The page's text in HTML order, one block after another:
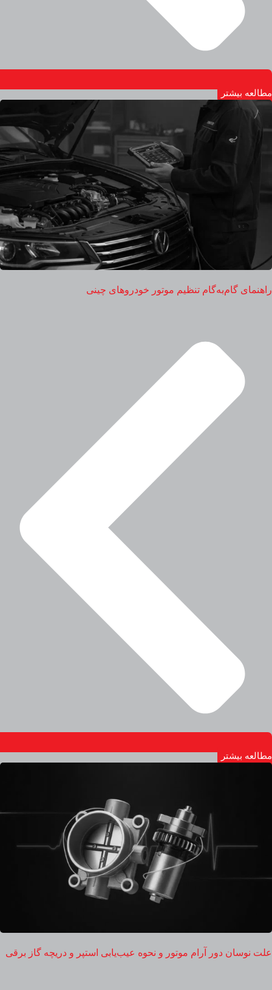
مطالعه بیشتر
راهنمای گام‌به‌گام تنظیم موتور خودروهای چینی
مطالعه بیشتر
علت نوسان دور آرام موتور و نحوه عیب‌یابی استپر و دریچه گاز برقی